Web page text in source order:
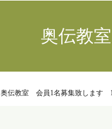
奥伝教
奥伝教室 会員1名募集致します